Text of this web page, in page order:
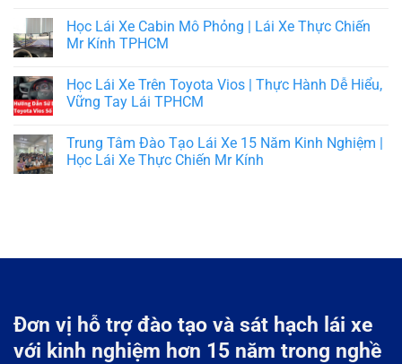
Học Lái Xe Cabin Mô Phỏng | Lái Xe Thực Chiến
Mr Kính TPHCM
Học Lái Xe Trên Toyota Vios | Thực Hành Dễ Hiểu,
Vững Tay Lái TPHCM
Trung Tâm Đào Tạo Lái Xe 15 Năm Kinh Nghiệm |
Học Lái Xe Thực Chiến Mr Kính
Đơn vị hỗ trợ đào tạo và sát hạch lái xe
với kinh nghiệm hơn 15 năm trong nghề